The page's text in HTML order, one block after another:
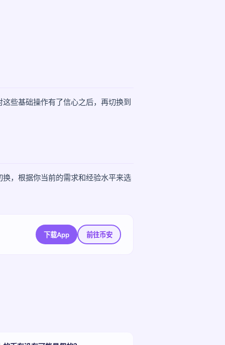
些基础操作有了信心之后，再切换到
，根据你当前的需求和经验水平来选
下载App 前往币安